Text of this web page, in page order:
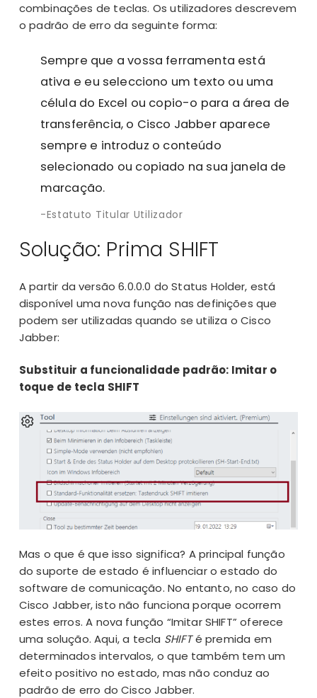
combinações de teclas. Os utilizadores descrevem
o padrão de erro da seguinte forma:
Sempre que a vossa ferramenta está
ativa e eu selecciono um texto ou uma
célula do Excel ou copio-o para a área de
transferência, o Cisco Jabber aparece
sempre e introduz o conteúdo
selecionado ou copiado na sua janela de
marcação.
Estatuto Titular Utilizador
Solução: Prima SHIFT
A partir daversão 6.0.0.0 do Status Holder, está
disponível uma nova função nas definições que
podem ser utilizadas quando se utiliza o Cisco
Jabber:
Substituir a funcionalidade padrão: Imitar o
toque de tecla SHIFT
Mas o que é que isso significa? A principal função
do suporte de estado é influenciar o estado do
software de comunicação. No entanto, no caso do
Cisco Jabber, isto não funciona porque ocorrem
estes erros. A nova função “Imitar SHIFT” oferece
uma solução. Aqui, a tecla SHIFTé premida em
determinados intervalos, o que também tem um
efeito positivo no estado, mas não conduz ao
padrão de erro do Cisco Jabber.